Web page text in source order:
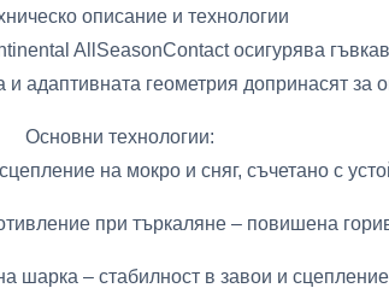
описание и технологии
AllSeasonContact осигурява
адаптивната геометрия допринасят за
Основни технологии:
на мокро и сняг, съчетано с
при търкаляне – повишена
шарка – стабилност в завои и